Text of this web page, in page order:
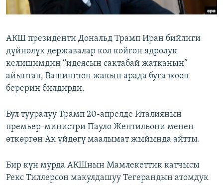
АКШ президенти Дональд Трамп Иран бийлиги
дүйнөлүк державалар кол койгон ядролук
келишимдин “идеясын сактабай жатканын”
айыптап, Вашингтон жакын арада буга жооп
берерин билдирди.
Бул тууралуу Трамп 20-апрелде Италиянын
премьер-министри Пауло Жентильони менен
өткөргөн Ак үйдөгү маалымат жыйында айтты.
Бир күн мурда АКШнын Мамлекеттик катчысы
Рекс Тиллерсон макулдашуу Тегерандын атомдук